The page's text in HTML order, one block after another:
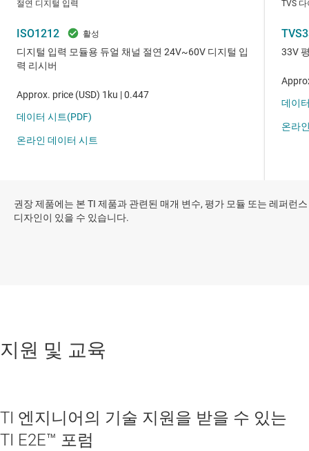
권장 제품에는 본 TI 제품과 관련된 매개 변수, 평가 모듈 또는 레퍼런스
디자인이 있을 수 있습니다.
지원 및 교육
TI 엔지니어의 기술 지원을 받을 수 있는
TI E2E™ 포럼